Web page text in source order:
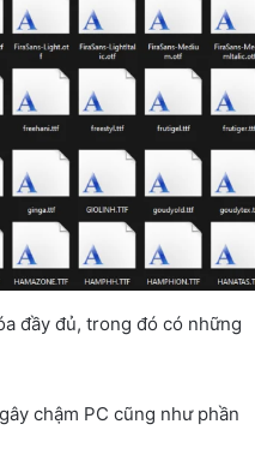
đầy đủ, trong đó có những
chậm PC cũng như phần